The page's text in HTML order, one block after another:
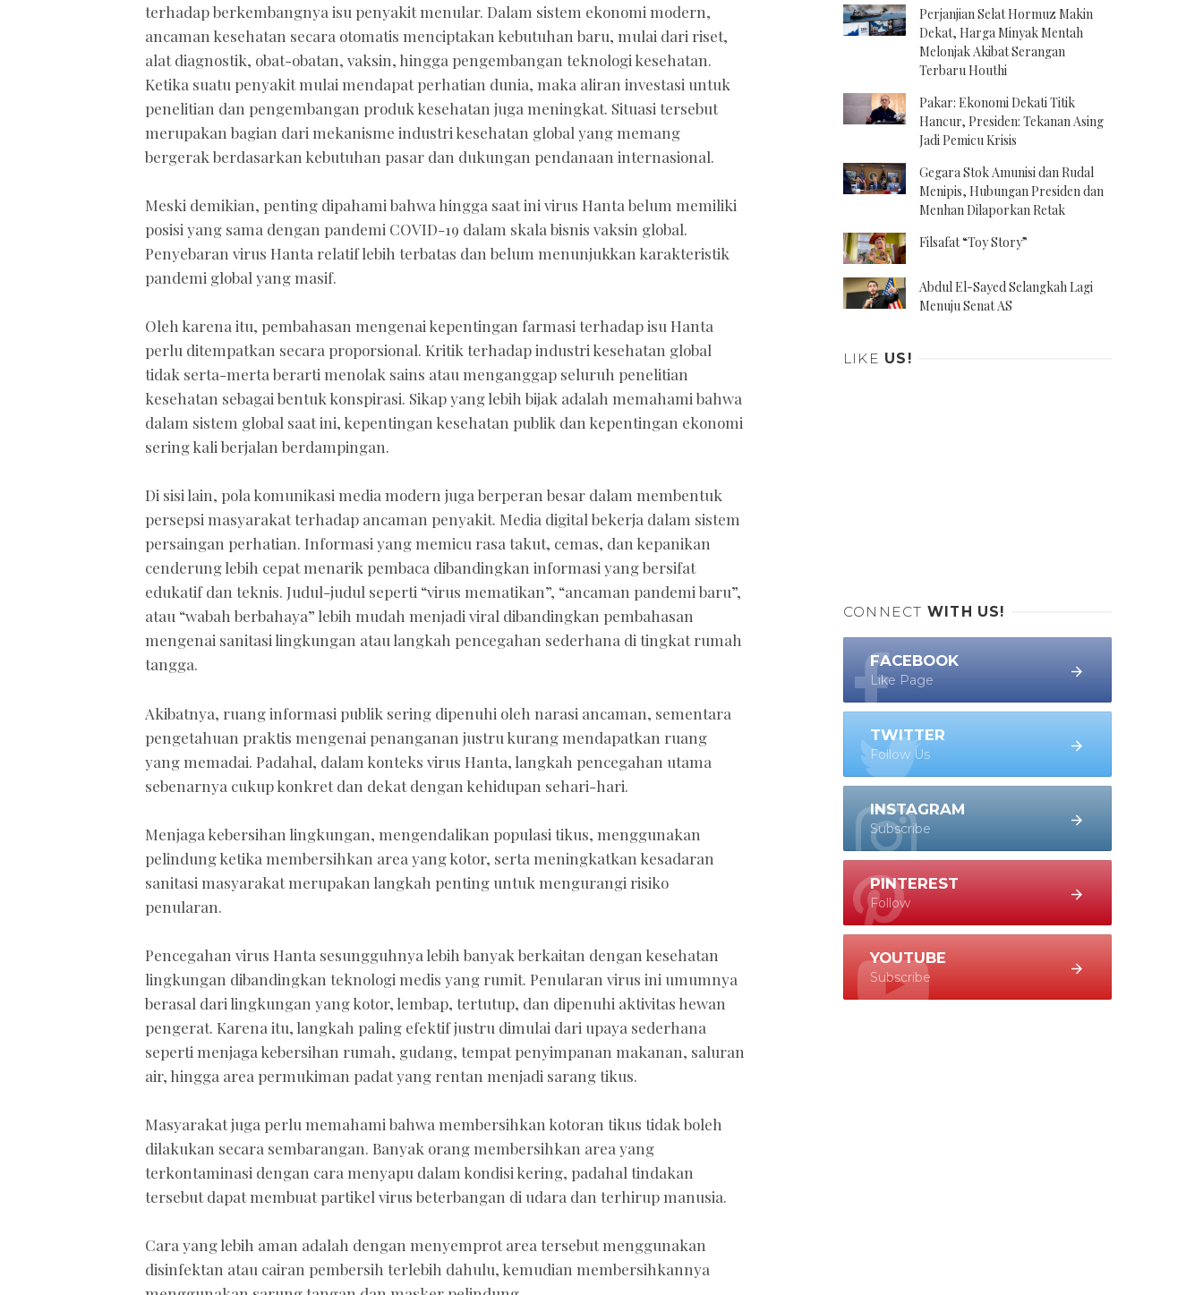
terhadap berkembangnya isu penyakit menular. Dalam sistem ekonomi modern,
ancaman kesehatan secara otomatis menciptakan kebutuhan baru, mulai dari riset,
alat diagnostik, obat-obatan, vaksin, hingga pengembangan teknologi kesehatan.
Ketika suatu penyakit mulai mendapat perhatian dunia, maka aliran investasi untuk
penelitian dan pengembangan produk kesehatan juga meningkat. Situasi tersebut
merupakan bagian dari mekanisme industri kesehatan global yang memang
bergerak berdasarkan kebutuhan pasar dan dukungan pendanaan internasional.
Meski demikian, penting dipahami bahwa hingga saat ini virus Hanta belum memiliki
posisi yang sama dengan pandemi COVID-19 dalam skala bisnis vaksin global.
Penyebaran virus Hanta relatif lebih terbatas dan belum menunjukkan karakteristik
pandemi global yang masif.
Oleh karena itu, pembahasan mengenai kepentingan farmasi terhadap isu Hanta
perlu ditempatkan secara proporsional. Kritik terhadap industri kesehatan global
tidak serta-merta berarti menolak sains atau menganggap seluruh penelitian
kesehatan sebagai bentuk konspirasi. Sikap yang lebih bijak adalah memahami bahwa
dalam sistem global saat ini, kepentingan kesehatan publik dan kepentingan ekonomi
sering kali berjalan berdampingan.
Di sisi lain, pola komunikasi media modern juga berperan besar dalam membentuk
persepsi masyarakat terhadap ancaman penyakit. Media digital bekerja dalam sistem
persaingan perhatian. Informasi yang memicu rasa takut, cemas, dan kepanikan
cenderung lebih cepat menarik pembaca dibandingkan informasi yang bersifat
edukatif dan teknis. Judul-judul seperti “virus mematikan”, “ancaman pandemi baru”,
atau “wabah berbahaya” lebih mudah menjadi viral dibandingkan pembahasan
mengenai sanitasi lingkungan atau langkah pencegahan sederhana di tingkat rumah
tangga.
Akibatnya, ruang informasi publik sering dipenuhi oleh narasi ancaman, sementara
pengetahuan praktis mengenai penanganan justru kurang mendapatkan ruang
yang memadai. Padahal, dalam konteks virus Hanta, langkah pencegahan utama
sebenarnya cukup konkret dan dekat dengan kehidupan sehari-hari.
Menjaga kebersihan lingkungan, mengendalikan populasi tikus, menggunakan
pelindung ketika membersihkan area yang kotor, serta meningkatkan kesadaran
sanitasi masyarakat merupakan langkah penting untuk mengurangi risiko
penularan.
Pencegahan virus Hanta sesungguhnya lebih banyak berkaitan dengan kesehatan
lingkungan dibandingkan teknologi medis yang rumit. Penularan virus ini umumnya
berasal dari lingkungan yang kotor, lembap, tertutup, dan dipenuhi aktivitas hewan
pengerat. Karena itu, langkah paling efektif justru dimulai dari upaya sederhana
seperti menjaga kebersihan rumah, gudang, tempat penyimpanan makanan, saluran
air, hingga area permukiman padat yang rentan menjadi sarang tikus.
Masyarakat juga perlu memahami bahwa membersihkan kotoran tikus tidak boleh
dilakukan secara sembarangan. Banyak orang membersihkan area yang
terkontaminasi dengan cara menyapu dalam kondisi kering, padahal tindakan
tersebut dapat membuat partikel virus beterbangan di udara dan terhirup manusia.
Cara yang lebih aman adalah dengan menyemprot area tersebut menggunakan
disinfektan atau cairan pembersih terlebih dahulu, kemudian membersihkannya
Perjanjian Selat Hormuz Makin
Dekat, Harga Minyak Mentah
Melonjak Akibat Serangan
Terbaru Houthi
Pakar: Ekonomi Dekati Titik
Hancur, Presiden: Tekanan Asing
Jadi Pemicu Krisis
Gegara Stok Amunisi dan Rudal
Menipis, Hubungan Presiden dan
Menhan Dilaporkan Retak
Filsafat “Toy Story”
Abdul El-Sayed Selangkah Lagi
Menuju Senat AS
LIKE US!
CONNECT WITH US!
FACEBOOK
Like Page
TWITTER
Follow Us
INSTAGRAM
Subscribe
PINTEREST
Follow
YOUTUBE
Subscribe